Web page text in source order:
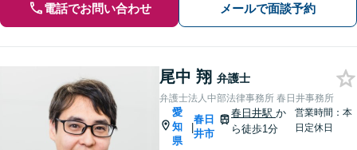
電話でお問い合わせ メールで面談予約
尾中 翔 弁護士
弁護士法人中部法律事務所 春日井事務所
愛
知
県
|
春日
井市
春日井駅か
ら徒歩1分
営業時間：本
日定休日